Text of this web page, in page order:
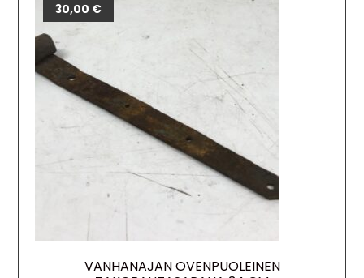
VANHANAJAN OVENPUOLEINEN
30,00 €